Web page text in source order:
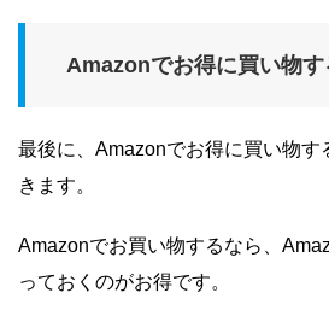
Amazonでお得に買い物
最後に、Amazonでお得に買い物す
きます。
Amazonでお買い物するなら、
っておくのがお得です。